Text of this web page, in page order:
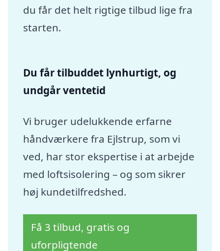
du får det helt rigtige tilbud lige fra
starten.
Du får tilbuddet lynhurtigt, og
undgår ventetid
Vi bruger udelukkende erfarne
håndværkere fra Ejlstrup, som vi
ved, har stor ekspertise i at arbejde
med loftsisolering – og som sikrer
høj kundetilfredshed.
Få 3 tilbud, gratis og
uforpligtende